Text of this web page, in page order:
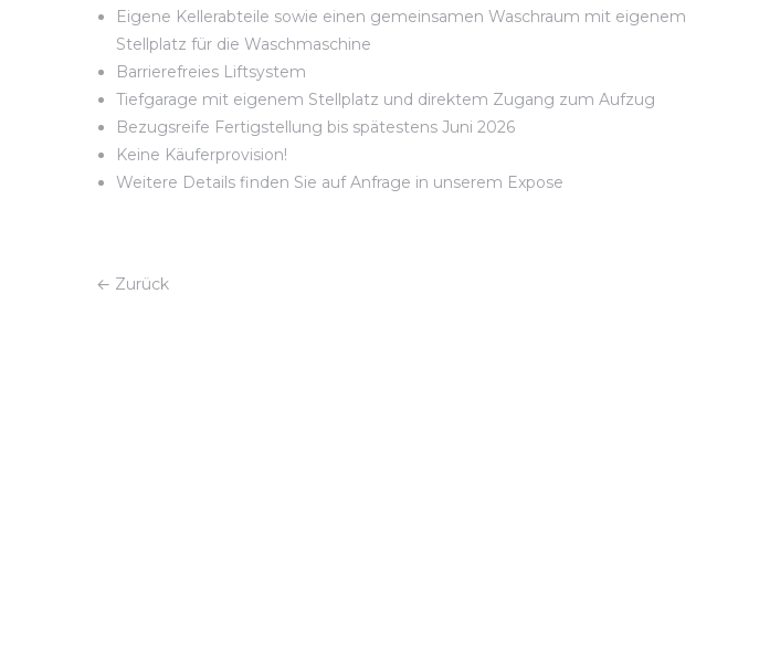
Eigene Kellerabteile sowie einen gemeinsamen Waschraum mit eigenem
Stellplatz für die Waschmaschine
Barrierefreies Liftsystem
Tiefgarage mit eigenem Stellplatz und direktem Zugang zum Aufzug
Bezugsreife Fertigstellung bis spätestens Juni 2026
Keine Käuferprovision!
Weitere Details finden Sie auf Anfrage in unserem Expose
← Zurück